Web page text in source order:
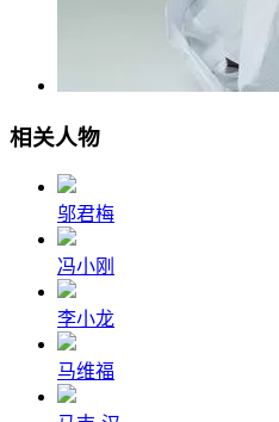
相关人物
邬君梅
冯小刚
李小龙
马维福